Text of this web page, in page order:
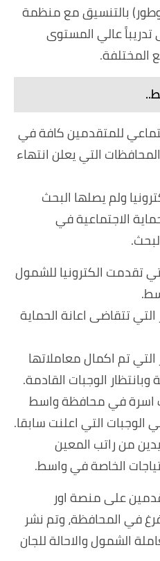
بالتنسيق مع منظمة
تدريباً عالي المستوى
المختلفة.
للمتقدمين كافة في
التي يعلن انتهاء
ولم يصلها البحث
الاجتماعية في
الاسر التي تقدمت الكترونيا للشمول
الاسر التي تتقاضى اعانة الحماية
الاسر التي تم اكمال معاملاتها
الوجبات القادمة.
اكثر من 18 ألف اسرة في محافظة واسط
الوجبات التي اعلنت سابقا.
من راتب المعين
الخاصة في واسط.
المتقدمين على منصة اور
في المحافظة، وتم نشر
الشمول والاحالة للجان